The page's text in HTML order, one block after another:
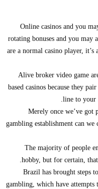
Online casinos and you
rotating bonuses and you may
are a normal casino player,
Alive broker video game
based casinos because they
line to your
Merely once we’ve got
gambling establishment can we
The majority of people
hobby, but for certain,
Brazil has brought steps
gambling, which have attempts